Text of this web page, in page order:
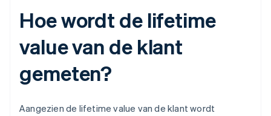
Hoe wordt de lifetime
value van de klant
gemeten?
Aangezien de lifetime value van de klant wordt